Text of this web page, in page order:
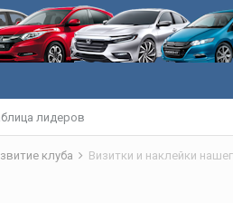
лидеров
клуба Визитки и наклейки